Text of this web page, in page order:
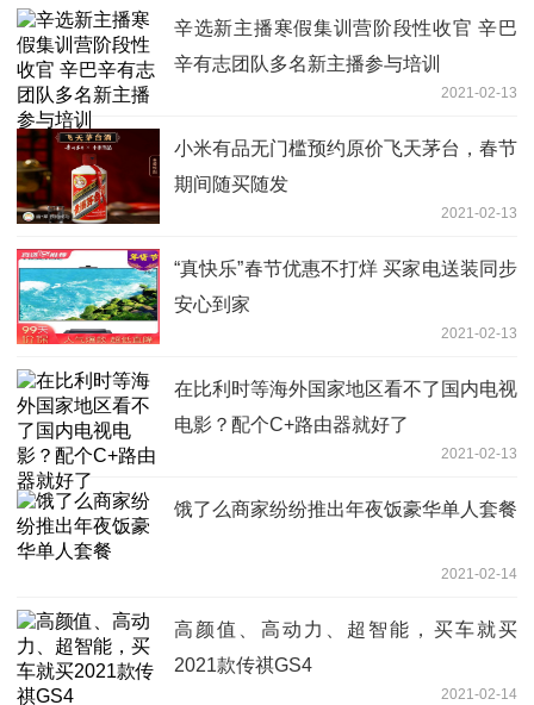
辛选新主播寒假集训营阶段性收官 辛巴
辛有志团队多名新主播参与培训
2021-02-13
小米有品无门槛预约原价飞天茅台，春节
期间随买随发
2021-02-13
“真快乐”春节优惠不打烊 买家电送装同步
安心到家
2021-02-13
在比利时等海外国家地区看不了国内电视
电影？配个C+路由器就好了
2021-02-13
饿了么商家纷纷推出年夜饭豪华单人套餐
2021-02-14
高颜值、高动力、超智能，买车就买
2021款传祺GS4
2021-02-14